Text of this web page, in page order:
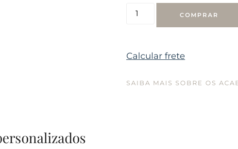
COMPRAR
Calcular frete
SAIBA MAIS SOBRE OS